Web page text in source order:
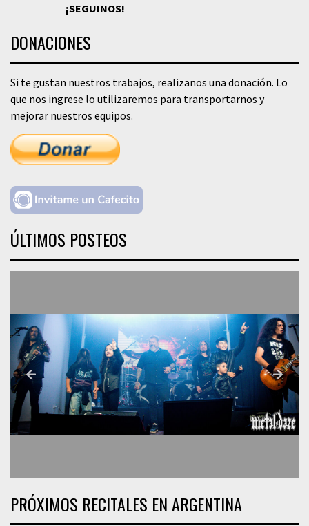
¡SEGUINOS!
DONACIONES
Si te gustan nuestros trabajos, realizanos una donación. Lo
que nos ingrese lo utilizaremos para transportarnos y
mejorar nuestros equipos.
ÚLTIMOS POSTEOS
PRÓXIMOS RECITALES EN ARGENTINA